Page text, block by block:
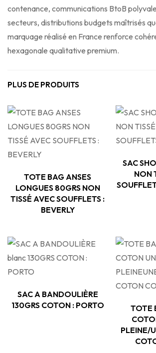
contenance, communications BtoB
secteurs, distributions budgets maîtrisés
marquage réalisé en France renforce
hexagonale qualitative premium.
PLUS DE PRODUITS
TOTE BAG ANSES
LONGUES 80GRS NON
TISSÉ AVEC SOUFFLETS :
BEVERLY
SAC
NON
SAC A BANDOULIÈRE
130GRS COTON : PORTO
TOTE
PLEINE/